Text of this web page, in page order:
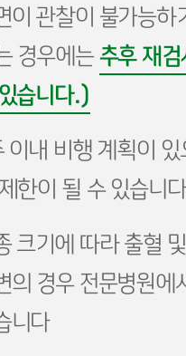
이 관찰이 불가능
경우에는추후 재
습니다.)
이내 비행 계획이
한이 될 수 있습니
크기에 따라 출혈
의 경우 전문병원에
니다